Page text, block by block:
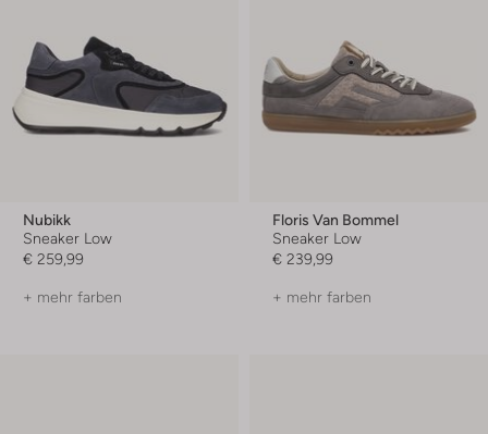
Nubikk
Sneaker Low
€ 259,99
+ mehr farben
Floris Van Bommel
Sneaker Low
€ 239,99
+ mehr farben